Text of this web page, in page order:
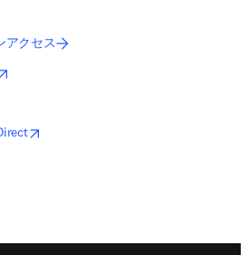
ブ／ウィンドウで開く
アクセス
しいタブ／ウィンドウで開く
新しいタブ／ウィンドウで開く